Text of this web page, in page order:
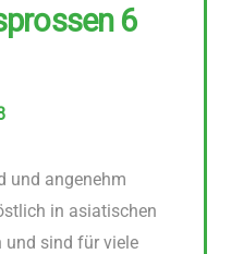
6
und angenehm
in asiatischen
und sind für viele